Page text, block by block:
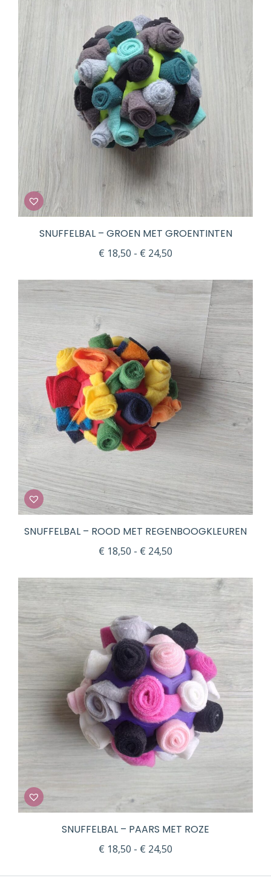
SNUFFELBAL – GROEN MET GROENTINTEN
€ 18,50 - € 24,50
€ 24,50
SNUFFELBAL – ROOD MET REGENBOOGKLEUREN
€ 18,50 - € 24,50
€ 24,50
SNUFFELBAL – PAARS MET ROZE
€ 18,50 - € 24,50